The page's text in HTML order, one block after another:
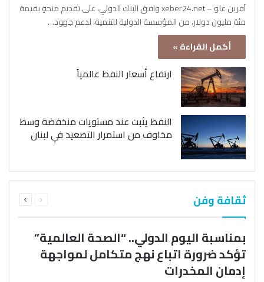
آفرين علو – xeber24.net وافق البنك الدولي، على تقديم منحةٍ بقيمة
مئة مليون دولار، من المؤسسة الدولية للتنمية، لدعم جهود…
أكمل القراءة »
ارتفاع أسعار النفط عالمياً
النفط يثبت عند مستويات منخفضة وسط
مخاوف من استمرار التصعيد في لبنان
ثقافة وفن الصفحةالصفحة
بمناسبة اليوم الدولي.. “الصحة العالمية”
تؤكد ضرورة اتباع نهج متكامل لمواجهة
إدمان المخدرات